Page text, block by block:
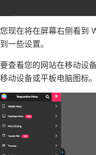
您现在将在屏幕右侧看到
到一些设置。
要查看您的网站在移动设
移动设备或平板电脑图标。